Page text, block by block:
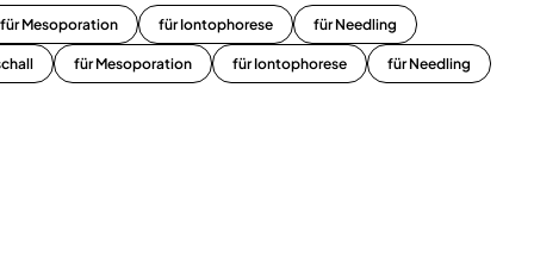
für Mesoporation für Iontophorese für Needling
für Mesoporation für Iontophorese für Needling